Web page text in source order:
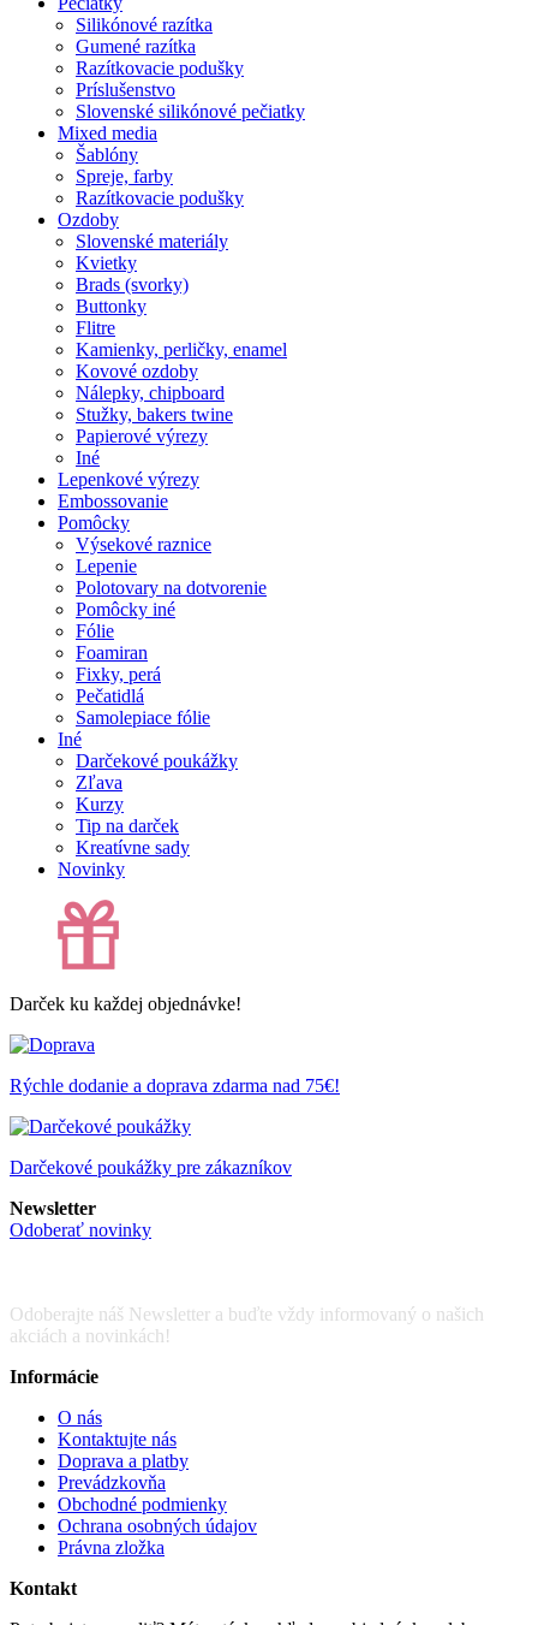
Silikónové razítka
Gumené razítka
Razítkovacie podušky
Príslušenstvo
Slovenské silikónové pečiatky
Mixed media
Šablóny
Spreje, farby
Razítkovacie podušky
Ozdoby
Slovenské materiály
Kvietky
Brads (svorky)
Buttonky
Flitre
Kamienky, perličky, enamel
Kovové ozdoby
Nálepky, chipboard
Stužky, bakers twine
Papierové výrezy
Iné
Lepenkové výrezy
Embossovanie
Pomôcky
Výsekové raznice
Lepenie
Polotovary na dotvorenie
Pomôcky iné
Fólie
Foamiran
Fixky, perá
Pečatidlá
Samolepiace fólie
Iné
Darčekové poukážky
Zľava
Kurzy
Tip na darček
Kreatívne sady
Novinky
Darček ku každej objednávke!
Rýchle dodanie a doprava zdarma nad 75€!
Darčekové poukážky pre zákazníkov
Newsletter
Odoberať novinky
Odoberajte náš Newsletter a buďte vždy informovaný o našich
akciách a novinkách!
Informácie
O nás
Kontaktujte nás
Doprava a platby
Prevádzkovňa
Obchodné podmienky
Ochrana osobných údajov
Právna zložka
Kontakt